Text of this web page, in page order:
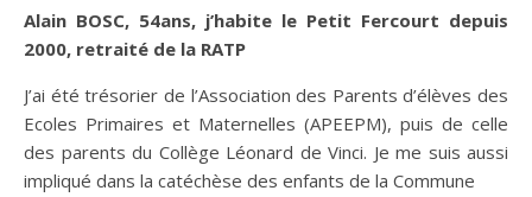
Alain BOSC, 54ans, j’habite le Petit Fercourt depuis
2000, retraité de la RATP
J’ai été trésorier de l’Association des Parents d’élèves des
Ecoles Primaires et Maternelles (APEEPM), puis de celle
des parents du Collège Léonard de Vinci. Je me suis aussi
impliqué dans la catéchèse des enfants de la Commune